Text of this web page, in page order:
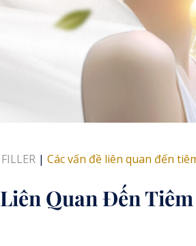
| Các vấn đề liên quan đến
Quan Đến